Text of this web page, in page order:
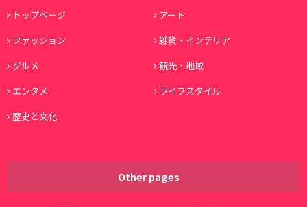
トップページ
アート
ファッション
雑貨・インテリア
グルメ
観光・地域
エンタメ
ライフスタイル
歴史と文化
Other pages